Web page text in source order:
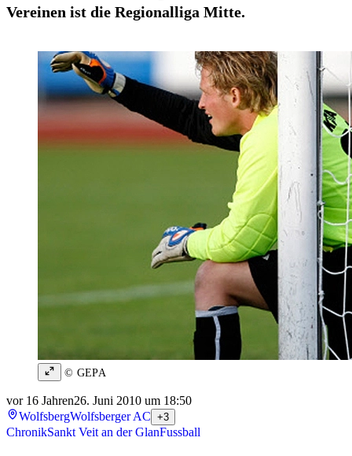
Vereinen ist die Regionalliga Mitte.
© GEPA
vor 16 Jahren26. Juni 2010 um 18:50
WolfsbergWolfsberger AC +3
ChronikSankt Veit an der GlanFussball